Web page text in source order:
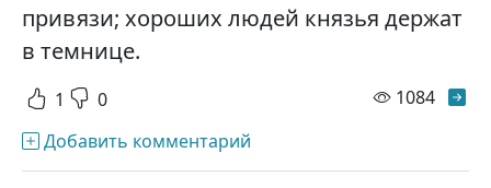
привязи; хороших людей князья держат
в темнице.
1 0 1084
Добавить комментарий